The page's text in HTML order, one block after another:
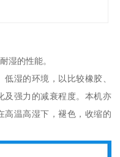
湿的性能。
湿的环境，以比较橡胶、
及强力的减衰程度。本机亦
高温高湿下，褪色，收缩的